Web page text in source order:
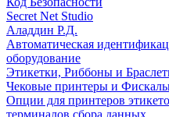
Secret Net Studio
Аладдин Р.Д.
Автоматическая
оборудование
Этикетки, Риббоны и
Чековые принтеры и
Опции для принтеров
терминалов сбора данных